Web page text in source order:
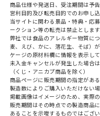
商品仕様や発送日、受注期間は予
営利目的及び転売目的でのお申し
当サイトに関わる景品・特典・応
ークション等の転売は禁止とします
弊社では食品のアレルギー物質に
麦、えび、かに、落花生、そば）
ケージの原材料欄に情報を表示して
未入金キャンセルが発生した場合
（くじ・アニカプ商品を除く）
商品ページに販売期間の指定があ
製造数によりご購入いただけない場
掲載画像はイメージのため、実際
販売期間はその時点での製造商品
あることを示唆するものではござい